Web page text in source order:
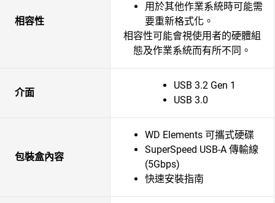
相容性
用於其他作業系統時可能需
要重新格式化。
相容性可能會視使用者的硬體組
態及作業系統而有所不同。
介面
USB 3.2 Gen 1
USB 3.0
包裝盒內容
WD Elements 可攜式硬碟
SuperSpeed USB-A 傳輸線
(5Gbps)
快速安裝指南